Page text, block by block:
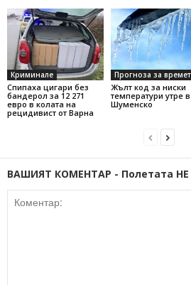
Криминале
Спипаха цигари без
бандерол за 12 271
евро в колата на
рецидивист от Варна
Прогноза за
Жълт код за ниски
температури утре в
Шуменско
ВАШИЯТ КОМЕНТАР - Полетата